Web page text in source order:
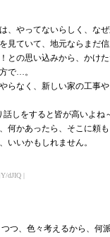
、やってないらしく、な
見ていて、地元ならまだ
との思い込みから、かけ
で…。
らなく、新しい家の工事
しをすると皆が高いよね
何かあったら、そこに頼
いいかもしれません。
dJIQ |
つ、色々考えるから、何